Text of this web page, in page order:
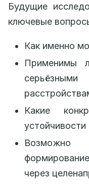
Будущие
ключевые
Как именно
Применимы
Какие
через